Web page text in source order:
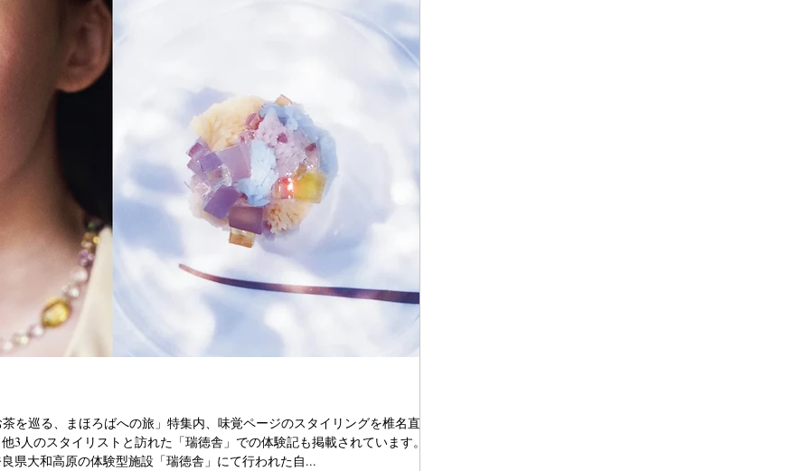
を巡る、まほろばへの旅」特集内、味覚ページのスタイリングを椎名直子
3人のスタイリストと訪れた「瑞徳舎」での体験記も掲載されています。
県大和高原の体験型施設「瑞徳舎」にて行われた自...